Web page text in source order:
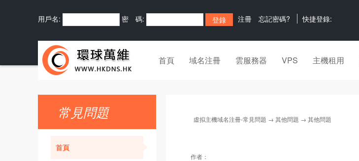
用戶名: 密 碼: 注冊 忘記密碼? 快捷登錄:
首頁 域名注冊 雲服務器 VPS 主機租用
常見問題
首頁
虛拟主機域名注冊-常見問題 → 其他問題 → 其他問題
作者：